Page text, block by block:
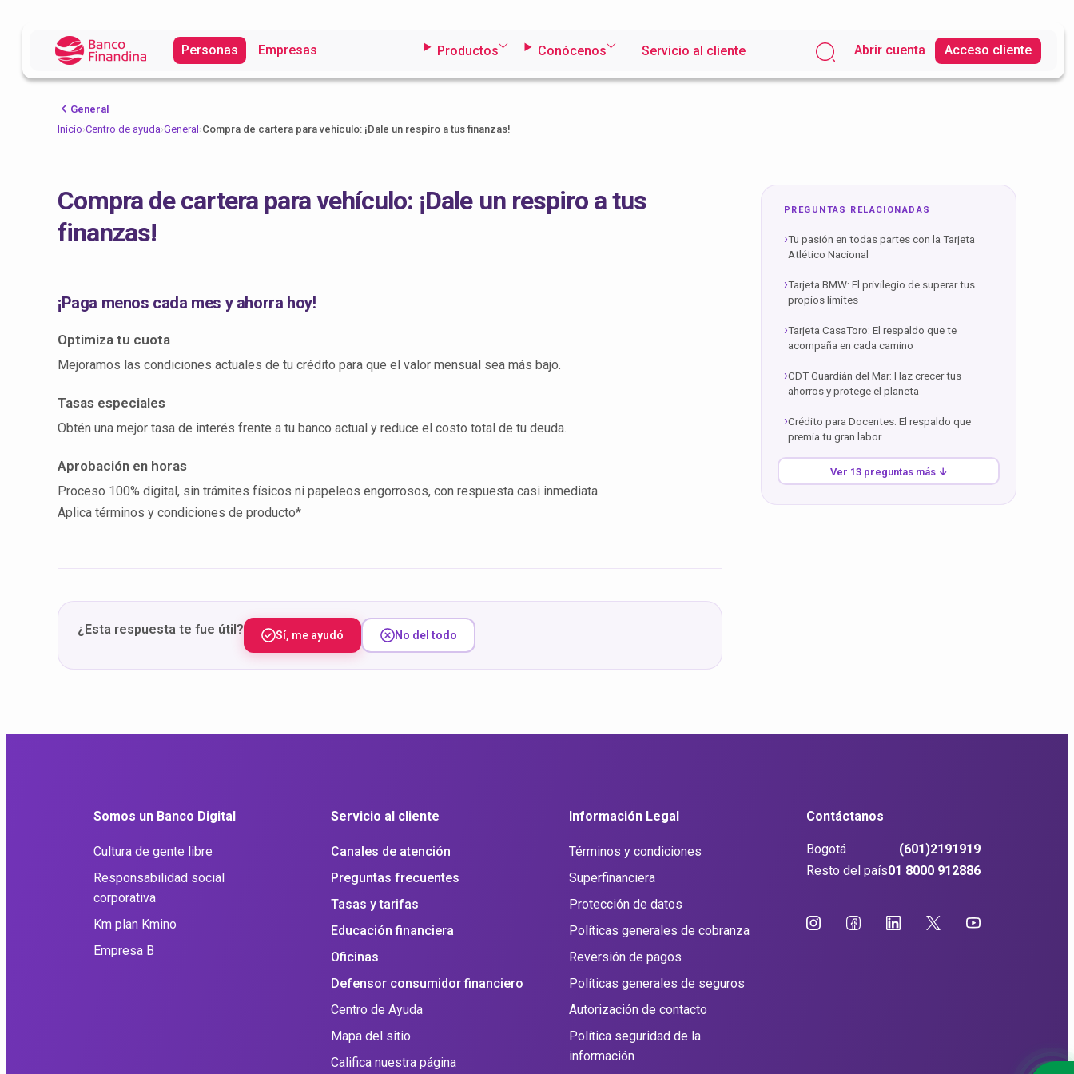
Personas Empresas Productos Conócenos Servicio al cliente Abrir cuenta Acceso cliente
General
Inicio›Centro de ayuda›General ›Compra de cartera para vehículo: ¡Dale un respiro a tus finanzas!
Compra de cartera para vehículo: ¡Dale un respiro a tus
finanzas!
¡Paga menos cada mes y ahorra hoy!
Optimiza tu cuota
Mejoramos las condiciones actuales de tu crédito para que el valor mensual sea más bajo.
Tasas especiales
Obtén una mejor tasa de interés frente a tu banco actual y reduce el costo total de tu deuda.
Aprobación en horas
Proceso 100% digital, sin trámites físicos ni papeleos engorrosos, con respuesta casi inmediata.
Aplica términos y condiciones de producto*
¿Esta respuesta te fue útil? Sí, me ayudó No del todo
PREGUNTAS RELACIONADAS
Tu pasión en todas partes con la Tarjeta
Atlético Nacional
Tarjeta BMW: El privilegio de superar tus
propios límites
Tarjeta CasaToro: El respaldo que te
acompaña en cada camino
CDT Guardián del Mar: Haz crecer tus
ahorros y protege el planeta
Crédito para Docentes: El respaldo que
premia tu gran labor
Ver 13 preguntas más ↓
Somos un Banco Digital
Cultura de gente libre
Responsabilidad social
corporativa
Km plan Kmino
Empresa B
Servicio al cliente
Canales de atención
Preguntas frecuentes
Tasas y tarifas
Educación financiera
Oficinas
Defensor consumidor financiero
Centro de Ayuda
Mapa del sitio
Califica nuestra página
Información Legal
Términos y condiciones
Superfinanciera
Protección de datos
Políticas generales de cobranza
Reversión de pagos
Políticas generales de seguros
Autorización de contacto
Política seguridad de la
información
Contáctanos
Bogotá
(601)2191919
Resto del país01 8000 912886